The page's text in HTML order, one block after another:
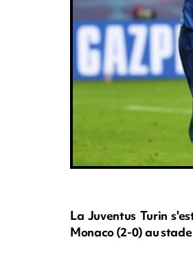
La Juventus Turin
Monaco (2-0) au